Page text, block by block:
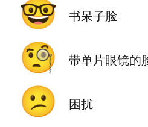
🤓 书呆子脸
🧐 带单片眼镜的
😕 困扰